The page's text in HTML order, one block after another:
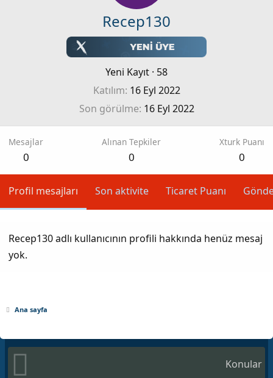
Recep130
Yeni Kayıt · 58
Katılım 16 Eyl 2022
Son görülme 16 Eyl 2022
Mesajlar
0
Alınan Tepkiler
0
Xturk Puanı
0
Profil mesajları Son aktivite Ticaret Puanı
Recep130 adlı kullanıcının profili hakkında henüz mesaj
yok.
Ana sayfa
Konular